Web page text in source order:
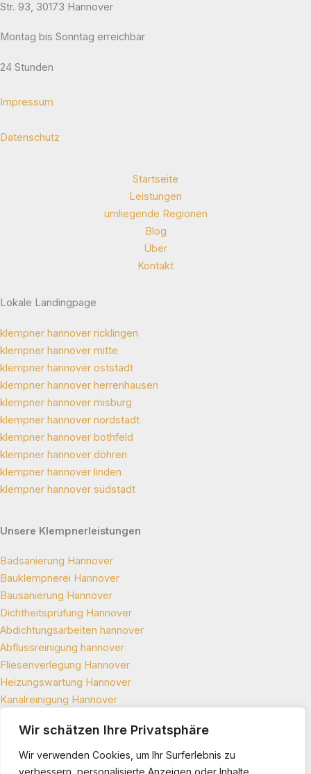
Wir schätzen Ihre Privatsphäre
Wir verwenden Cookies, um Ihr Surferlebnis zu
verbessern, personalisierte Anzeigen oder Inhalte
Str. 93, 30173 Hannover
Montag bis Sonntag erreichbar
24 Stunden
Impressum
Datenschutz
Startseite
Leistungen
umliegende Regionen
Blog
Über
Kontakt
Lokale Landingpage
klempner hannover ricklingen
klempner hannover mitte
klempner hannover oststadt
klempner hannover herrenhausen
klempner hannover misburg
klempner hannover nordstadt
klempner hannover bothfeld
klempner hannover döhren
klempner hannover linden
klempner hannover südstadt
Unsere Klempnerleistungen
Badsanierung Hannover
Bauklempnerei Hannover
Bausanierung Hannover
Dichtheitsprüfung Hannover
Abdichtungsarbeiten hannover
Abflussreinigung hannover
Fliesenverlegung Hannover
Heizungswartung Hannover
Kanalreinigung Hannover
Rohrreinigung Hannover
rohrverstopfung hannover
Sanitärtechnik Hannover